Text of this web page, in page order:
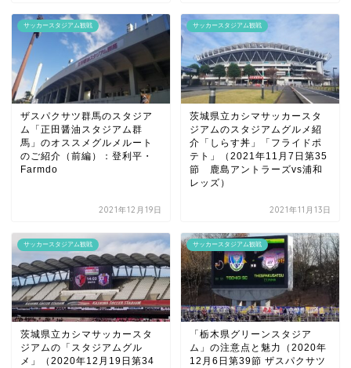
サッカースタジアム観戦
ザスパクサツ群馬のスタジア
ム「正田醤油スタジアム群
馬」のオススメグルメルート
のご紹介（前編）：登利平・
Farmdo
2021年12月19日
サッカースタジアム観戦
茨城県立カシマサッカースタ
ジアムのスタジアムグルメ紹
介「しらす丼」「フライドポ
テト」（2021年11月7日第35
節 鹿島アントラーズvs浦和
レッズ）
2021年11月13日
サッカースタジアム観戦
茨城県立カシマサッカースタ
ジアムの「スタジアムグル
メ」（2020年12月19日第34
サッカースタジアム観戦
「栃木県グリーンスタジア
ム」の注意点と魅力（2020年
12月6日第39節 ザスパクサツ